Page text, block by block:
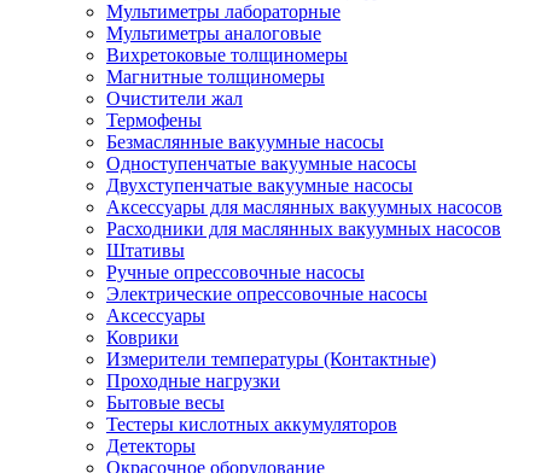
Мультиметры лабораторные
Мультиметры аналоговые
Вихретоковые толщиномеры
Магнитные толщиномеры
Очистители жал
Термофены
Безмаслянные вакуумные насосы
Одноступенчатые вакуумные насосы
Двухступенчатые вакуумные насосы
Аксессуары для маслянных вакуумных насосов
Расходники для маслянных вакуумных насосов
Штативы
Ручные опрессовочные насосы
Электрические опрессовочные насосы
Аксессуары
Коврики
Измерители температуры (Контактные)
Проходные нагрузки
Бытовые весы
Тестеры кислотных аккумуляторов
Детекторы
Окрасочное оборудование